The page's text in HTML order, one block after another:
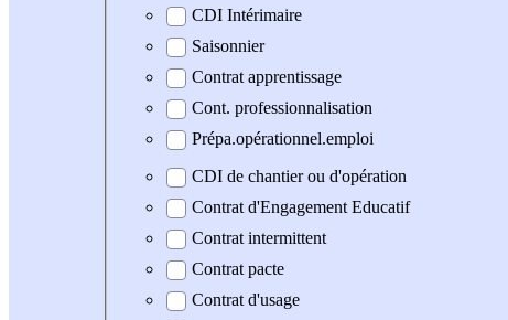
CDI Intérimaire
Saisonnier
Contrat apprentissage
Cont. professionnalisation
Prépa.opérationnel.emploi
CDI de chantier ou d'opération
Contrat d'Engagement Educatif
Contrat intermittent
Contrat pacte
Contrat d'usage